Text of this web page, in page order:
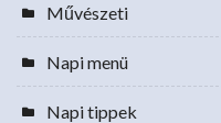
Művészeti
Napi menü
Napi tippek